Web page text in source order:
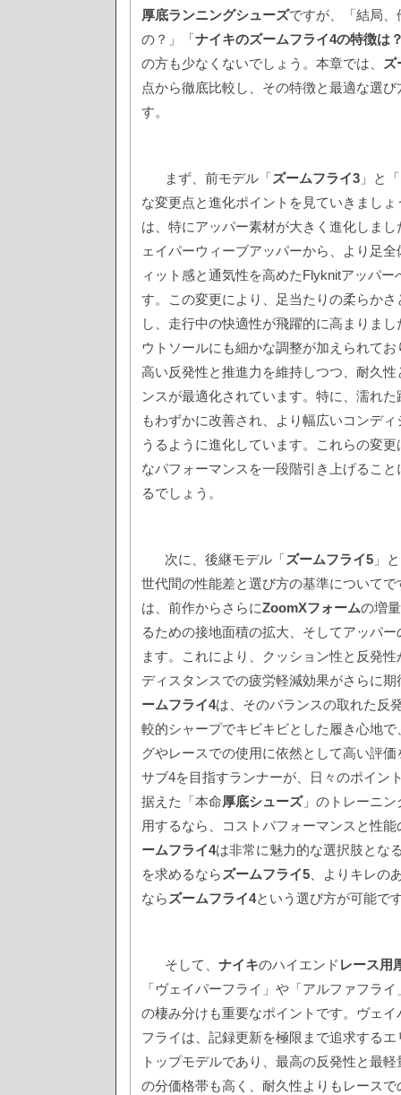
厚底ランニングシューズですが、「結局
の？」「ナイキのズームフライ4の特徴は
の方も少なくないでしょう。本章では、
ズ
点から徹底比較し、その特徴と最適な選
す。
まず、前モデル「ズームフライ3 」と「
な変更点と進化ポイントを見ていきましょ
は、特にアッパー素材が大きく進化しまし
ェイパーウィーブアッパーから、より足
ィット感と通気性を高めたFlyknitアッパー
す。この変更により、足当たりの柔らか
し、走行中の快適性が飛躍的に高まりま
ウトソールにも細かな調整が加えられて
高い反発性と推進力を維持しつつ、耐久
ンスが最適化されています。特に、濡れ
もわずかに改善され、より幅広いコンデ
うるように進化しています。これらの変
なパフォーマンスを一段階引き上げるこ
るでしょう。
次に、後継モデル「ズームフライ5 」
世代間の性能差と選び方の基準についてで
は、前作からさらにZoomXフォームの増
るための接地面積の拡大、そしてアッパ
ます。これにより、クッション性と反発
ディスタンスでの疲労軽減効果がさらに
ームフライ4は、そのバランスの取れた反
較的シャープでキビキビとした履き心地
グやレースでの使用に依然として高い評
サブ4を目指すランナーが、日々のポイン
据えた「本命厚底シューズ」のトレーニ
用するなら、コストパフォーマンスと性
ームフライ4は非常に魅力的な選択肢とな
を求めるなら ズームフライ5 、よりキレの
なら ズームフライ4という選び方が可能で
そして、 ナイキのハイエンド レース用
「ヴェイパーフライ」や「アルファフライ
の棲み分けも重要なポイントです。ヴェ
フライは、記録更新を極限まで追求する
トップモデルであり、最高の反発性と最
の分価格帯も高く、耐久性よりもレース